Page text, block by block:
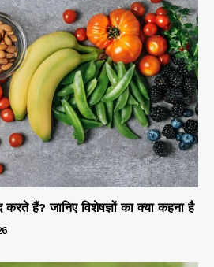
हैं? जानिए विशेषज्ञों का क्या कहना है